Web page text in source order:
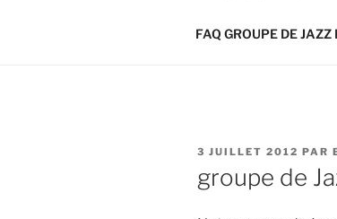
FAQ GROUPE DE JAZZ
PUBLIÉ
3 JUILLET 2012 PAR
groupe de